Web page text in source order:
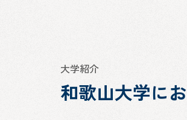
大学紹介
和歌山大学に